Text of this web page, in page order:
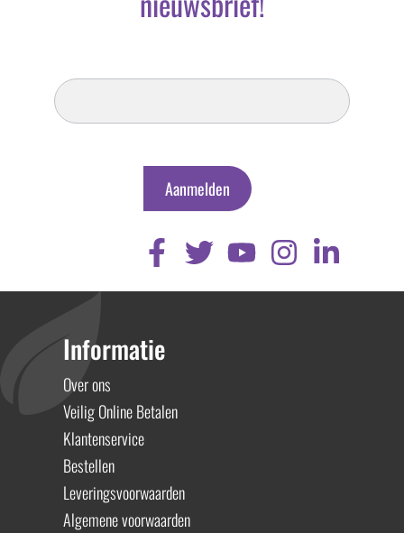
Inschrijven
Nieuwsbrief
Aanmelden
Informatie
Over ons
Veilig Online Betalen
Klantenservice
Bestellen
Leveringsvoorwaarden
Algemene voorwaarden